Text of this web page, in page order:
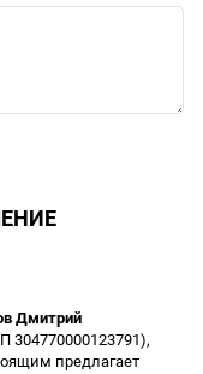
Дмитрий
304770000123791),
предлагает